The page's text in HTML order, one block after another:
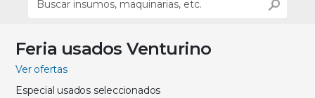
Feria usados Venturino
Ver ofertas
Especial usados seleccionados